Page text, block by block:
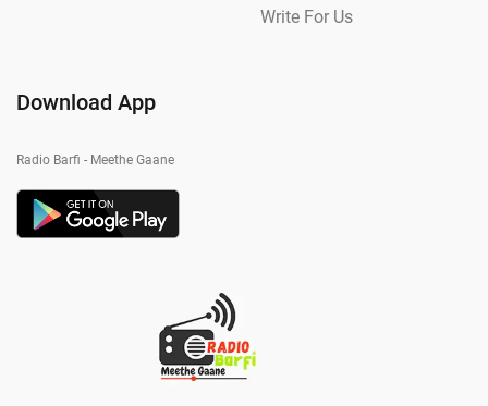
Write For Us
Download App
Radio Barfi - Meethe Gaane